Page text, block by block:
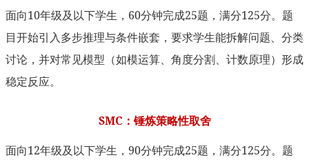
面向10年级及以下学生，60分钟完成25题，满分125分。题
目开始引入多步推理与条件嵌套，要求学生能拆解问题、分类
讨论，并对常见模型（如模运算、角度分割、计数原理）形成
稳定反应。
SMC：锤炼策略性取舍
面向12年级及以下学生，90分钟完成25题，满分125分。题